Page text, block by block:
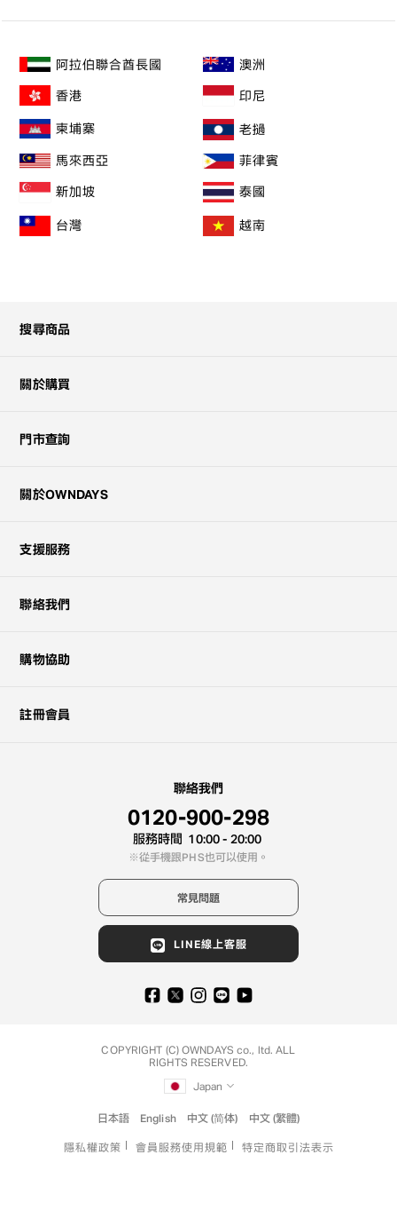
阿拉伯聯合酋長國 澳洲
香港 印尼
柬埔寨 老撾
馬來西亞 菲律賓
新加坡 泰國
台灣 越南
搜尋商品
關於購買
門市查詢
關於OWNDAYS
支援服務
聯絡我們
購物協助
註冊會員
聯絡我們
0120-900-298
服務時間 10:00 - 20:00
從手機跟PHS也可以使用。
常見問題
LINE線上客服
COPYRIGHT (C) OWNDAYS co., ltd. ALL
RIGHTS RESERVED.
Japan
日本語 English 中文 (简体) 中文 (繁體)
隱私權政策 會員服務使用規範 特定商取引法表示